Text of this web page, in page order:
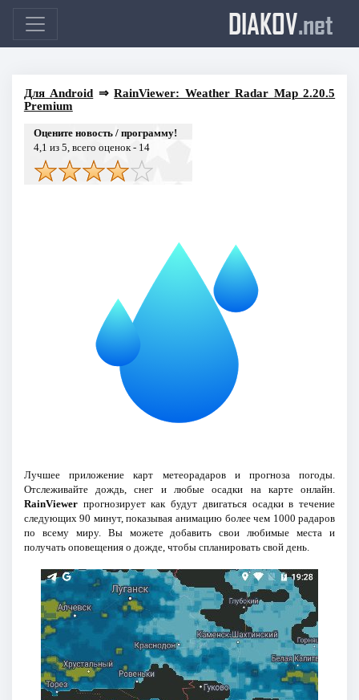
DIAKOV.net
Для Android ⇒RainViewer: Weather Radar Map 2.20.5
Premium
Оцените новость / программу!
4,1 из 5, всего оценок - 14
Лучшее приложение карт метеорадаров и прогноза погоды.
Отслеживайте дождь, снег и любые осадки на карте онлайн.
RainViewerпрогнозирует как будут двигаться осадки в течение
следующих 90 минут, показывая анимацию более чем 1000 радаров
по всему миру. Вы можете добавить свои любимые места и
получать оповещения о дожде, чтобы спланировать свой день.